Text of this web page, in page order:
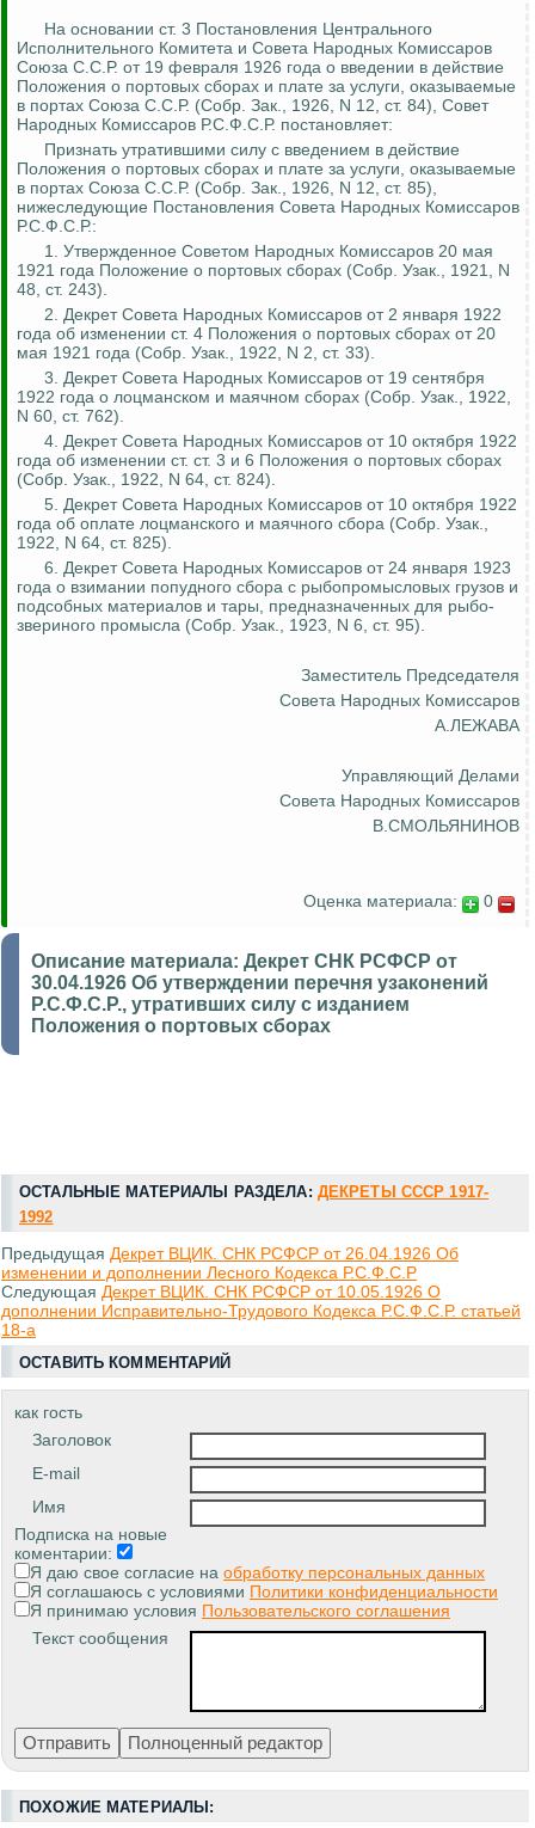
На основании ст. 3 Постановления Центрального
Исполнительного Комитета и Совета Народных Комиссаров
Союза С.С.Р. от 19 февраля 1926 года о введении в действие
Положения о портовых сборах и плате за услуги, оказываемые
в портах Союза С.С.Р. (Собр. Зак., 1926, N 12, ст. 84), Совет
Народных Комиссаров Р.С.Ф.С.Р. постановляет:
Признать утратившими силу с введением в действие
Положения о портовых сборах и плате за услуги, оказываемые
в портах Союза С.С.Р. (Собр. Зак., 1926, N 12, ст. 85),
нижеследующие Постановления Совета Народных Комиссаров
Р.С.Ф.С.Р.:
1. Утвержденное Советом Народных Комиссаров 20 мая
1921 года Положение о портовых сборах (Собр. Узак., 1921, N
48, ст. 243).
2. Декрет Совета Народных Комиссаров от 2 января 1922
года об изменении ст. 4 Положения о портовых сборах от 20
мая 1921 года (Собр. Узак., 1922, N 2, ст. 33).
3. Декрет Совета Народных Комиссаров от 19 сентября
1922 года о лоцманском и маячном сборах (Собр. Узак., 1922,
N 60, ст. 762).
4. Декрет Совета Народных Комиссаров от 10 октября 1922
года об изменении ст. ст. 3 и 6 Положения о портовых сборах
(Собр. Узак., 1922, N 64, ст. 824).
5. Декрет Совета Народных Комиссаров от 10 октября 1922
года об оплате лоцманского и маячного сбора (Собр. Узак.,
1922, N 64, ст. 825).
6. Декрет Совета Народных Комиссаров от 24 января 1923
года о взимании попудного сбора с рыбопромысловых грузов и
подсобных материалов и тары, предназначенных для рыбо-
звериного промысла (Собр. Узак., 1923, N 6, ст. 95).
Заместитель Председателя
Совета Народных Комиссаров
А.ЛЕЖАВА
Управляющий Делами
Совета Народных Комиссаров
В.СМОЛЬЯНИНОВ
Оценка материала: 0
Описание материала: Декрет СНК РСФСР от
30.04.1926 Об утверждении перечня узаконений
Р.С.Ф.С.Р., утративших силу с изданием
Положения о портовых сборах
ОСТАЛЬНЫЕ МАТЕРИАЛЫ РАЗДЕЛА: ДЕКРЕТЫ СССР 1917-
1992
Предыдущая Декрет ВЦИК. СНК РСФСР от 26.04.1926 Об
изменении и дополнении Лесного Кодекса Р.С.Ф.С.Р
Следующая Декрет ВЦИК. СНК РСФСР от 10.05.1926 О
дополнении Исправительно-Трудового Кодекса Р.С.Ф.С.Р. статьей
18-а
ОСТАВИТЬ КОММЕНТАРИЙ
как гость
Заголовок
E-mail
Имя
Подписка на новые
коментарии:
Я даю свое согласие на обработку персональных данных
Я соглашаюсь с условиями Политики конфиденциальности
Я принимаю условия Пользовательского соглашения
Текст сообщения
ПОХОЖИЕ МАТЕРИАЛЫ: